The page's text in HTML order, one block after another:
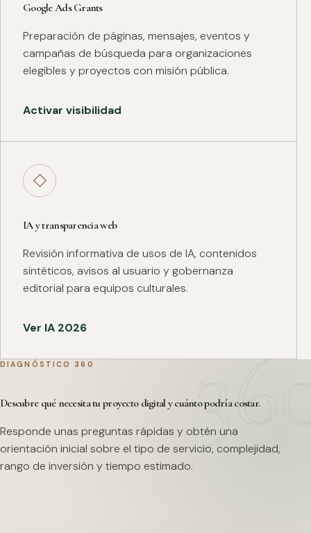
Google Ads Grants
Preparación de páginas, mensajes, eventos y
campañas de búsqueda para organizaciones
elegibles y proyectos con misión pública.
Activar visibilidad
◇
IA y transparencia web
Revisión informativa de usos de IA, contenidos
sintéticos, avisos al usuario y gobernanza
editorial para equipos culturales.
Ver IA 2026
DIAGNÓSTICO 360
Descubre qué necesita tu proyecto digital y cuánto podría costar.
Responde unas preguntas rápidas y obtén una
orientación inicial sobre el tipo de servicio, complejidad,
rango de inversión y tiempo estimado.